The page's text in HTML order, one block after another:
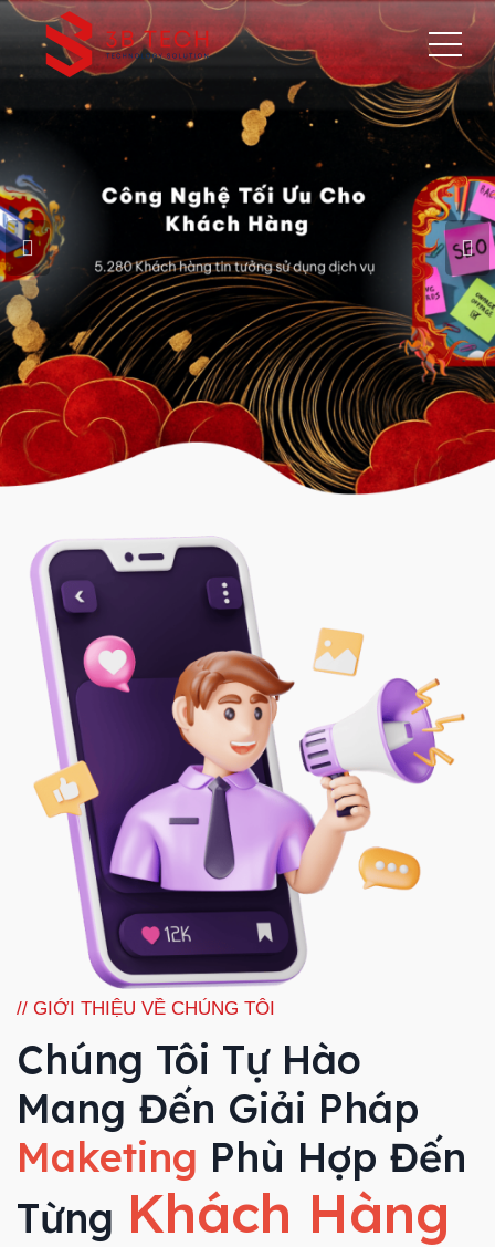
5.280 Khách hàng tin tưởng sử dụng dịch vụ 3B Tech
// GIỚI THIỆU VỀ CHÚNG TÔI
Chúng Tôi Tự Hào
Mang Đến Giải Pháp
Maketing Phù Hợp Đến
Từng Khách Hàng